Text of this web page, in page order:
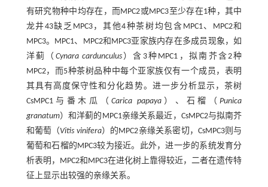
有研究物种中均存在，而MPC2或MPC3至少存在1种，其中
龙井43缺乏MPC3，其他4种茶树均包含MPC1、MPC2和
MPC3。MPC1、MPC2和MPC3亚家族内存在多成员现象，如
洋蓟（ Cynara cardunculus）含3种MPC1，拟南芥含2种
MPC2，而5种茶树品种中每个亚家族仅有一个成员，表明
其具有高度保守性和分化趋势。进一步分析显示，茶树
CsMPC1与番木瓜（Carica papaya）、石榴（Punica
granatum）和洋蓟的MPC1亲缘关系最近，CsMPC2与拟南芥
和葡萄（Vitis vinifera）的MPC2亲缘关系密切，CsMPC3则与
葡萄和石榴的MPC3较为接近。此外，进一步的系统发育分
析表明，MPC2和MPC3在进化树上靠得较近，二者在遗传特
征上显示出较强的亲缘关系。